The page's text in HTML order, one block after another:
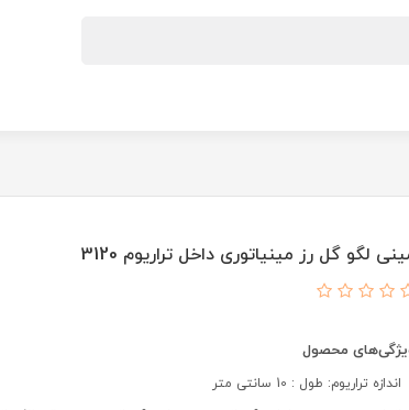
لگو گل رز مینیاتوری داخل تراریوم 3120
محصول
اندازه تراریوم: طول : 10 سانتی متر